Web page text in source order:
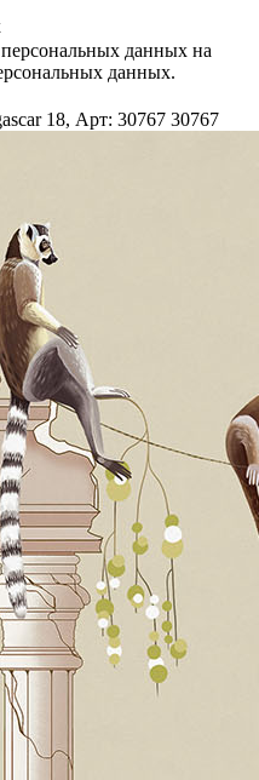
данных на
данных.
18, Арт: 30767 30767